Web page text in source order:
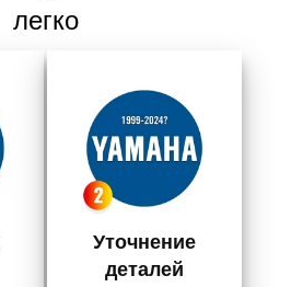
легко
Уточнение
деталей